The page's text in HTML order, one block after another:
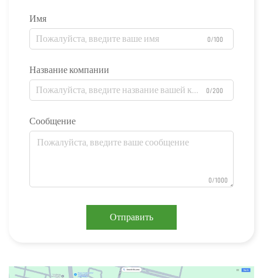
Имя
0/100
Название компании
0/200
Сообщение
0/1000
Отправить